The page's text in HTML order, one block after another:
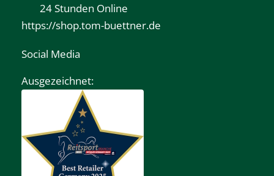
24 Stunden Online
https://shop.tom-buettner.de
Social Media
Ausgezeichnet: